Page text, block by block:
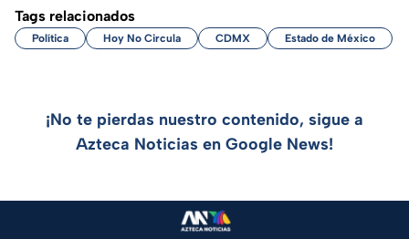
Tags relacionados
Política Hoy No Circula CDMX Estado de México
¡No te pierdas nuestro contenido, sigue a
Azteca Noticias en Google News!